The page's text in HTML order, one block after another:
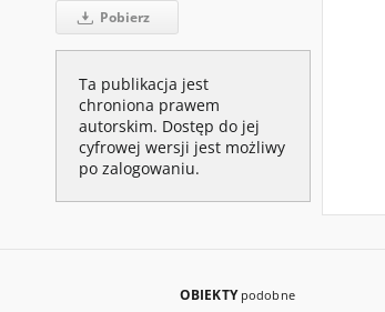
Pobierz
Ta publikacja jest
chroniona prawem
autorskim. Dostęp do jej
cyfrowej wersji jest możliwy
po zalogowaniu.
OBIEKTY podobne